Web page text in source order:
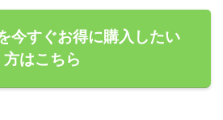
今すぐお得に購入したい
方はこちら